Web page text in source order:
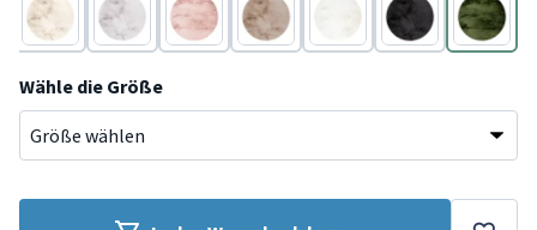
Creme Grau Rosa Taupe Weiß SchwarzGrün
Wähle die Größe